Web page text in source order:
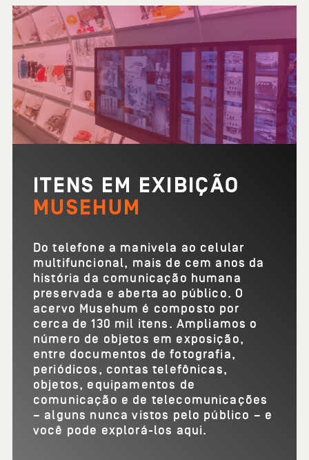
ITENS EM EXIBIÇÃO
MUSEHUM
Do telefone a manivela ao celular
multifuncional, mais de cem anos da
história da comunicação humana
preservada e aberta ao público. O
acervo Musehum é composto por
cerca de 130 mil itens. Ampliamos o
número de objetos em exposição,
entre documentos de fotografia,
periódicos, contas telefônicas,
objetos, equipamentos de
comunicação e de telecomunicações
– alguns nunca vistos pelo público – e
você pode explorá-los aqui.